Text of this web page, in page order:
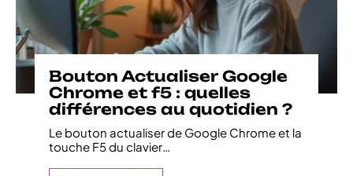
Bouton Actualiser Google
Chrome et f5 : quelles
différences au quotidien ?
Le bouton actualiser de Google Chrome et la
touche F5 du clavier…